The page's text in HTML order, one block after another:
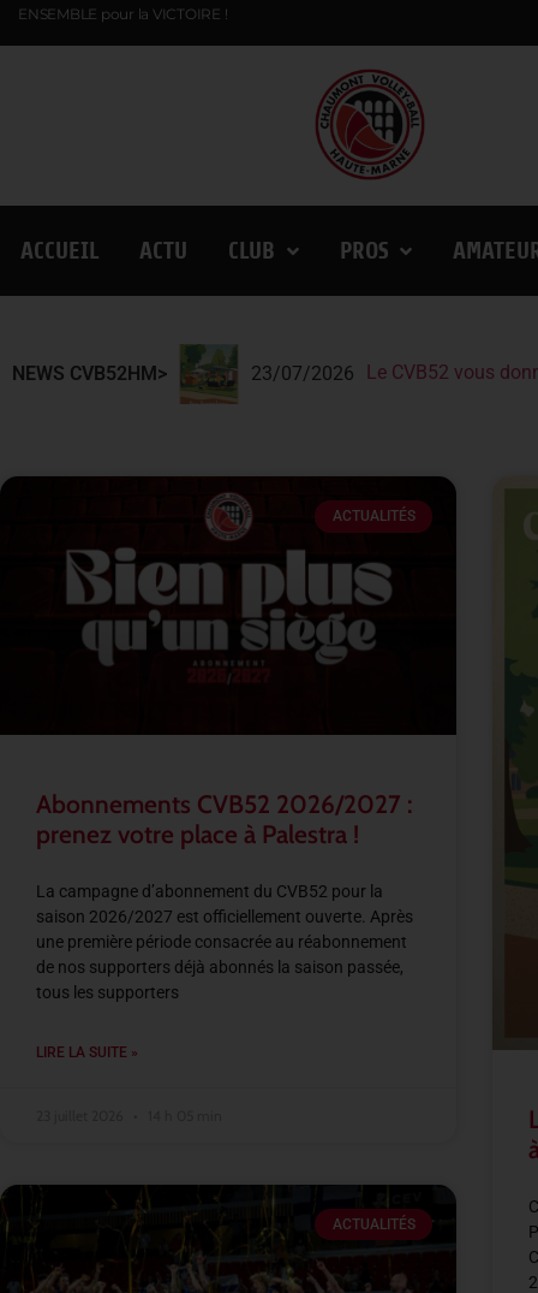
ENSEMBLE pour la VICTOIRE !
ACCUEIL ACTU CLUB PROS
NEWS CVB52HM> 23/07/2026 Le CVB52 vous
Le CVB52 présent
Lindqvist et la
ACTUALITÉS
Abonnements CVB52 2026/2027 :
prenez votre place à Palestra !
La campagne d’abonnement du CVB52 pour la
saison 2026/2027 est officiellement ouverte. Après
une première période consacrée au réabonnement
de nos supporters déjà abonnés la saison passée,
tous les supporters
LIRE LA SUITE »
ACTUALITÉS